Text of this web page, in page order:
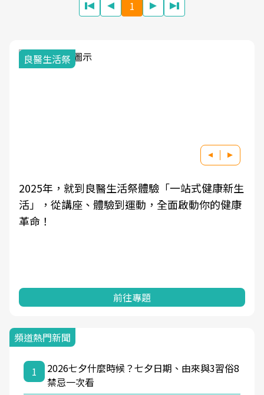
1
良醫生活祭
2025年，就到良醫生活祭體驗「一站式健康新生
活」，從講座、體驗到運動，全面啟動你的健康
革命！
前往專題
頻道熱門新聞
1
2026七夕什麼時候？七夕日期、由來與3習俗8
禁忌一次看